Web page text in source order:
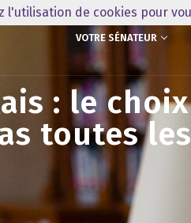
VOTRE SÉNATEUR
: le
toutes
de cookies pour